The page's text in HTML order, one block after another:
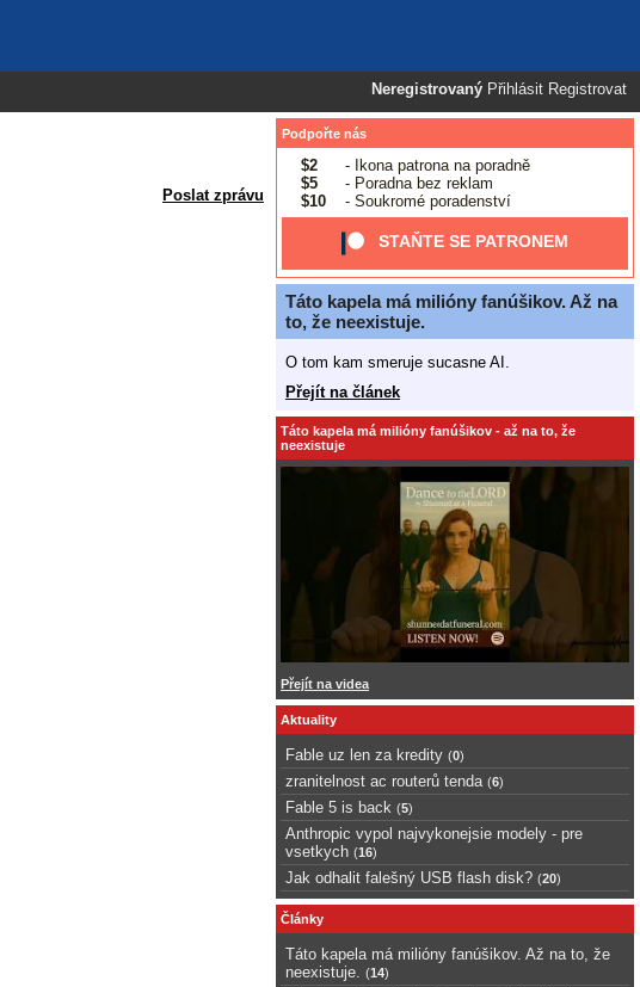
Neregistrovaný Přihlásit Registrovat
Poslat zprávu
Podpořte nás
$2
- Ikona patrona na poradně
$5
- Poradna bez reklam
$10
- Soukromé poradenství
STAŇTE SE PATRONEM
Táto kapela má milióny fanúšikov. Až na
to, že neexistuje.
O tom kam smeruje sucasne AI.
Přejít na článek
Táto kapela má milióny fanúšikov - až na to, že
neexistuje
Přejít na videa
Aktuality
Fable uz len za kredity (0)
zranitelnost ac routerů tenda (6)
Fable 5 is back (5)
Anthropic vypol najvykonejsie modely - pre
vsetkych (16)
Jak odhalit falešný USB flash disk? (20)
Články
Táto kapela má milióny fanúšikov. Až na to, že
neexistuje.
(14)